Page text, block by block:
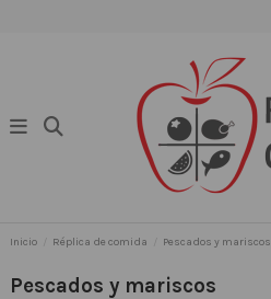
Inicio Réplica de comida Pescados y mariscos
Pescados y mariscos